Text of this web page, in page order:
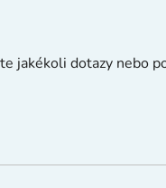
jakékoli dotazy nebo